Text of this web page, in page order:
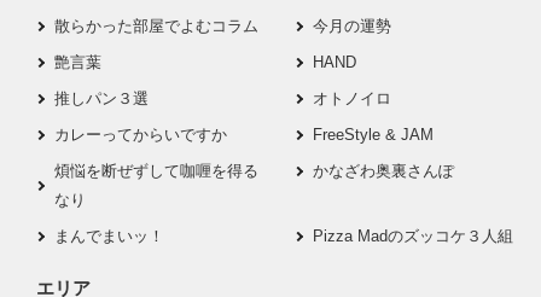
散らかった部屋でよむコラム
今月の運勢
艶言葉
HAND
推しパン３選
オトノイロ
カレーってからいですか
FreeStyle & JAM
煩悩を断ぜずして咖喱を得る
なり
かなざわ奥裏さんぽ
まんでまいッ！ Pizza Madのズッコケ３人組
エリア